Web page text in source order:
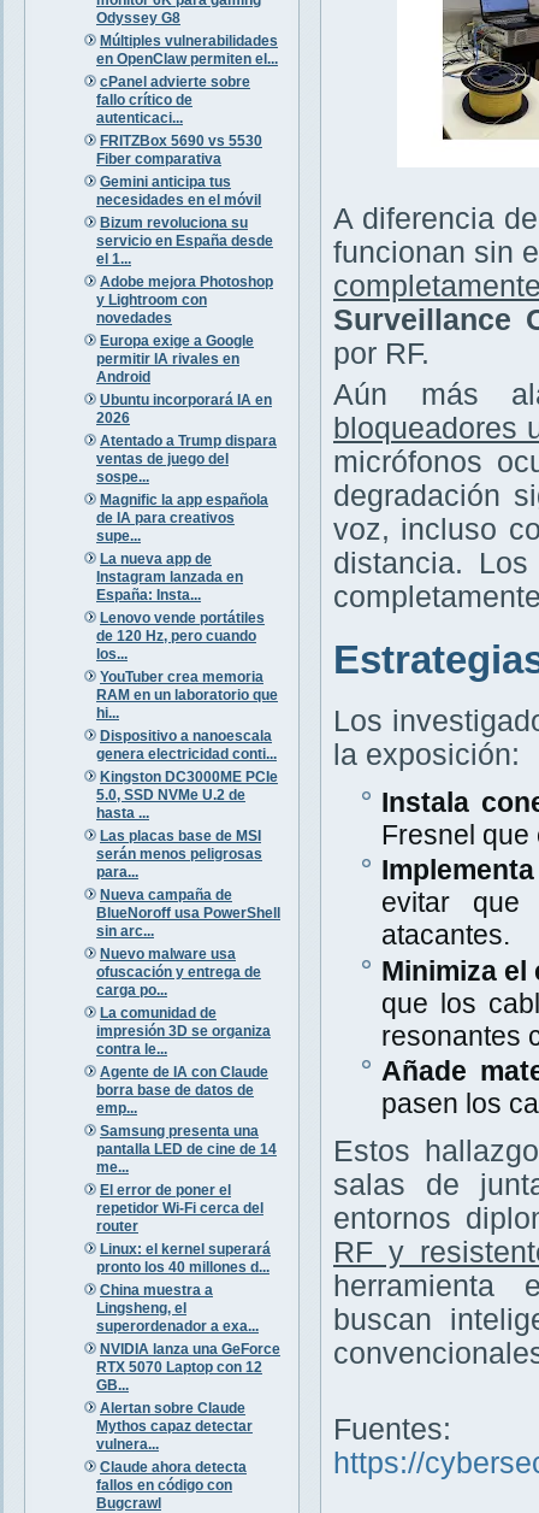
Odyssey G8
Múltiples vulnerabilidades
en OpenClaw permiten el...
cPanel advierte sobre
fallo crítico de
autenticaci...
FRITZBox 5690 vs 5530
Fiber comparativa
Gemini anticipa tus
necesidades en el móvil
Bizum revoluciona su
servicio en España desde
el 1...
Adobe mejora Photoshop
y Lightroom con
novedades
Europa exige a Google
permitir IA rivales en
Android
Ubuntu incorporará IA en
2026
Atentado a Trump dispara
ventas de juego del
sospe...
Magnific la app española
de IA para creativos
supe...
La nueva app de
Instagram lanzada en
España: Insta...
Lenovo vende portátiles
de 120 Hz, pero cuando
los...
YouTuber crea memoria
RAM en un laboratorio que
hi...
Dispositivo a nanoescala
genera electricidad conti...
Kingston DC3000ME PCIe
5.0, SSD NVMe U.2 de
hasta ...
Las placas base de MSI
serán menos peligrosas
para...
Nueva campaña de
BlueNoroff usa PowerShell
sin arc...
Nuevo malware usa
ofuscación y entrega de
carga po...
La comunidad de
impresión 3D se organiza
contra le...
Agente de IA con Claude
borra base de datos de
emp...
Samsung presenta una
pantalla LED de cine de 14
me...
El error de poner el
repetidor Wi-Fi cerca del
router
Linux: el kernel superará
pronto los 40 millones d...
China muestra a
Lingsheng, el
superordenador a exa...
NVIDIA lanza una GeForce
RTX 5070 Laptop con 12
GB...
Alertan sobre Claude
Mythos capaz detectar
vulnera...
Claude ahora detecta
fallos en código con
Bugcrawl
A diferencia
funcionan sin
Surveillance
por RF.
Aún más
bloqueadores
micrófonos
degradación
voz, incluso
distancia.
Los
la exposición:
Instala
Fresnel que
evitar que
atacantes.
Minimiza el
que los
resonantes
Añade
pasen los
Estos
salas de
entornos
RF y
herramienta
buscan
Fuentes:
https://